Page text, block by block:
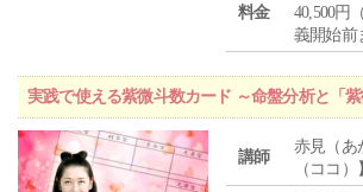
料金
40,500円
義開始前
実践で使える紫微斗数カード ～命盤分析と「
講師
赤見（
（ココ）】